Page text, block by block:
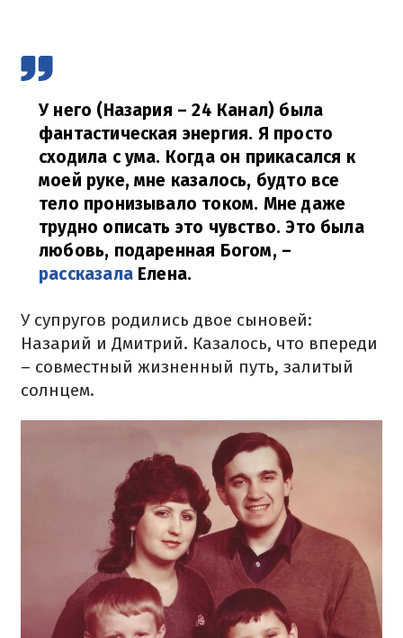
У него (Назария – 24 Канал) была
фантастическая энергия. Я просто
сходила с ума. Когда он прикасался к
моей руке, мне казалось, будто все
тело пронизывало током. Мне даже
трудно описать это чувство. Это была
любовь, подаренная Богом, –
рассказалаЕлена.
У супругов родились двое сыновей:
Назарий и Дмитрий. Казалось, что впереди
– совместный жизненный путь, залитый
солнцем.